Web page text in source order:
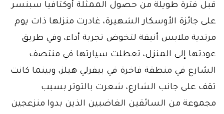
قبل فترة طويلة من حصول الممثلة أوكتافيا سبنسر
على جائزة الأوسكار الشهيرة، غادرت منزلها ذات يوم
مرتدية ملابس أنيقة لتخوض تجربة أداء، وفي طريق
عودتها إلى المنزل، تعطلت سيارتها في منتصف
الشارع في منطقة فاخرة في بيفرلي هيلز، وبينما كانت
تقف على جانب الشارع، شعرت بالتوتر بسبب
مجموعة من السائقين الغاضبين الذين بدوا منزعجين